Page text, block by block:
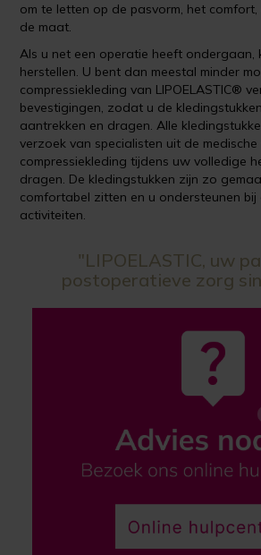
om te letten op de pasvorm, het
de maat.
Als u net een operatie heeft ondergaan,
herstellen. U bent dan meestal minder
compressiekleding van LIPOELASTIC®
bevestigingen, zodat u de
aantrekken en dragen. Alle
verzoek van specialisten uit de
compressiekleding tijdens uw volledige
dragen. De kledingstukken zijn zo
comfortabel zitten en u ondersteunen
activiteiten.
"LIPOELASTIC, uw
postoperatieve zorg